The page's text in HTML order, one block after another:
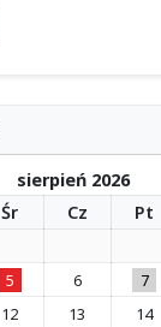
sierpień 2026
Śr Cz Pt
5 6 7
12 13 14